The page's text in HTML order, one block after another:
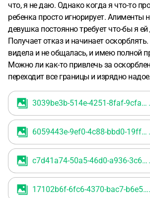
что, я не даю. Однако когда я что-то
ребенка просто игнорирует. Алименты
девушка постоянно требует что-бы я
Получает отказ и начинает оскорблять.
видела и не общалась, и имею полной
Можно ли как-то привлечь за
переходит все границы и изрядно
3039be3b-514e-4251-8faf-9cfaf1c9d3f1
6059443e-9ef0-4c88-bbd0-19ff21f08bb4
c7d41a74-50a5-46d0-a936-3c66ddc6a4d0
17102b6f-6fc6-4370-bac7-b6e546f9da0d